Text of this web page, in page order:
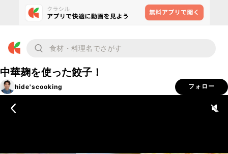
中華麹を使った餃子！
hide'scooking フォロー